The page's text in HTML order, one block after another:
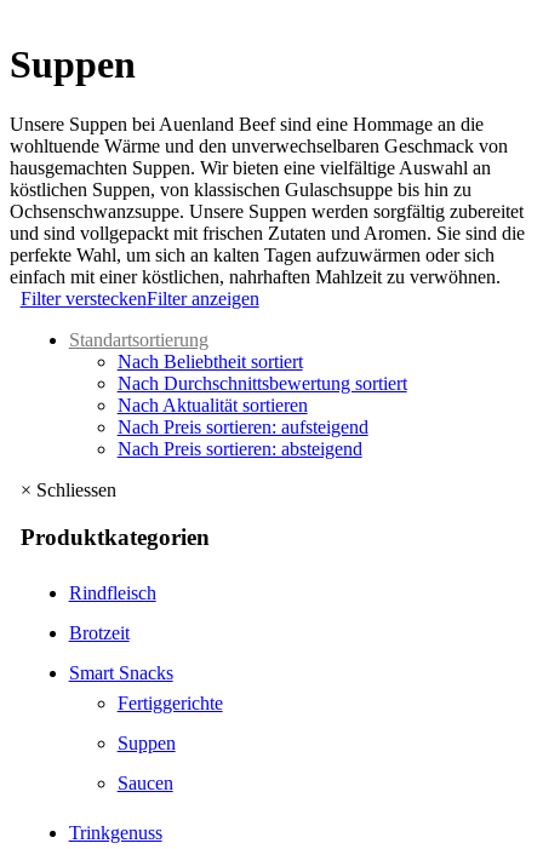
Suppen
Unsere Suppen bei Auenland Beef sind eine Hommage an die
wohltuende Wärme und den unverwechselbaren Geschmack von
hausgemachten Suppen. Wir bieten eine vielfältige Auswahl an
köstlichen Suppen, von klassischen Gulaschsuppe bis hin zu
Ochsenschwanzsuppe. Unsere Suppen werden sorgfältig zubereitet
und sind vollgepackt mit frischen Zutaten und Aromen. Sie sind die
perfekte Wahl, um sich an kalten Tagen aufzuwärmen oder sich
einfach mit einer köstlichen, nahrhaften Mahlzeit zu verwöhnen.
Filter versteckenFilter anzeigen
Standartsortierung
Nach Beliebtheit sortiert
Nach Durchschnittsbewertung sortiert
Nach Aktualität sortieren
Nach Preis sortieren: aufsteigend
Nach Preis sortieren: absteigend
× Schliessen
Produktkategorien
Rindfleisch
Brotzeit
Smart Snacks
Fertiggerichte
Suppen
Saucen
Trinkgenuss